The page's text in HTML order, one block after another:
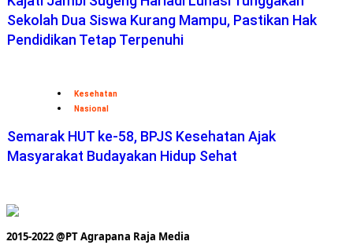
Sekolah Dua Siswa Kurang Mampu, Pastikan Hak
Pendidikan Tetap Terpenuhi
Kesehatan
Nasional
Semarak HUT ke-58, BPJS Kesehatan Ajak
Masyarakat Budayakan Hidup Sehat
2015-2022 @PT Agrapana Raja Media